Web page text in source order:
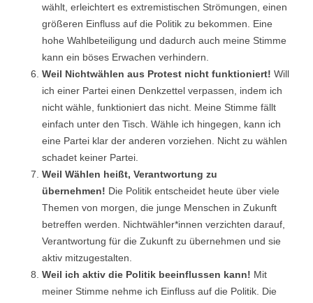
wählt, erleichtert es extremistischen Strömungen, einen
größeren Einfluss auf die Politik zu bekommen. Eine
hohe Wahlbeteiligung und dadurch auch meine Stimme
kann ein böses Erwachen verhindern.
Weil Nichtwählen aus Protest nicht funktioniert! Will
ich einer Partei einen Denkzettel verpassen, indem ich
nicht wähle, funktioniert das nicht. Meine Stimme fällt
einfach unter den Tisch. Wähle ich hingegen, kann ich
eine Partei klar der anderen vorziehen. Nicht zu wählen
schadet keiner Partei.
Weil Wählen heißt, Verantwortung zu
übernehmen! Die Politik entscheidet heute über viele
Themen von morgen, die junge Menschen in Zukunft
betreffen werden. Nichtwähler*innen verzichten darauf,
Verantwortung für die Zukunft zu übernehmen und sie
aktiv mitzugestalten.
Weil ich aktiv die Politik beeinflussen kann! Mit
meiner Stimme nehme ich Einfluss auf die Politik. Die